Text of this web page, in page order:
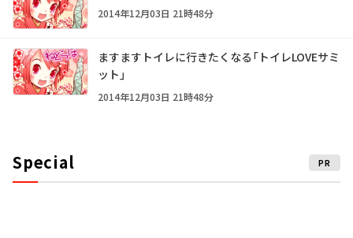
2014年12月03日 21時48分
ますますトイレに行きたくなる「トイレLOVEサミ
ット」
2014年12月03日 21時48分
Special PR